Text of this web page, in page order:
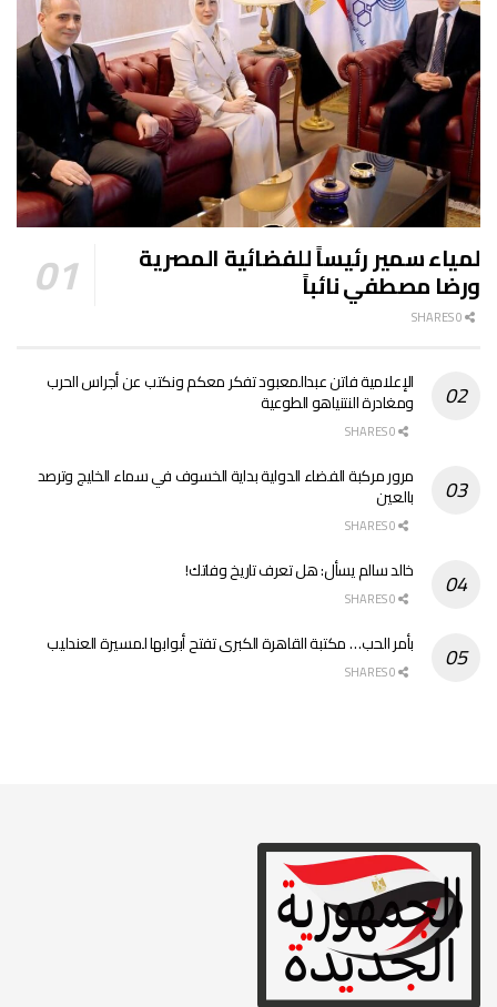
لمياء سمير رئيساً للفضائية المصرية
ورضا مصطفي نائباً
الإعلامية فاتن عبدالمعبود تفكر معكم ونكتب عن أجراس الحرب
ومغادرة النتنياهو الطوعية
مرور مركبة الفضاء الدولية بداية الخسوف في سماء الخليج وترصد
بالعين
خالد سالم يسأل: هل تعرف تاريخ وفاتك!
بأمر الحب… مكتبة القاهرة الكبرى تفتح أبوابها لمسيرة العندليب